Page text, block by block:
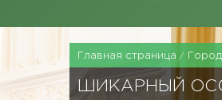
Главная страница
ШИКАРНЫЙ